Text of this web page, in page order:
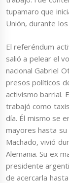
tupamaro que
Unión, durante los
El referéndum
salió a pelear el
nacional Gabriel
presos políticos
activismo barrial.
trabajó como
día. Él mismo se
mayores hasta su
Machado, vivió
Alemania. Su ex
presidente
de acercarla